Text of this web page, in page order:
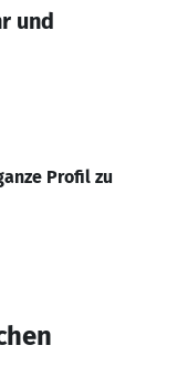
und
Profil zu